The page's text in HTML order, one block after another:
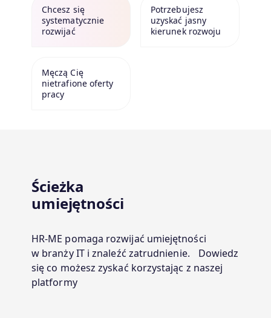
Chcesz się
systematycznie
rozwijać
Potrzebujesz
uzyskać jasny
kierunek rozwoju
Męczą Cię
nietrafione oferty
pracy
Ścieżka
umiejętności
HR-ME pomaga rozwijać umiejętności
w branży IT i znaleźć zatrudnienie. Dowiedz
się co możesz zyskać korzystając z naszej
platformy